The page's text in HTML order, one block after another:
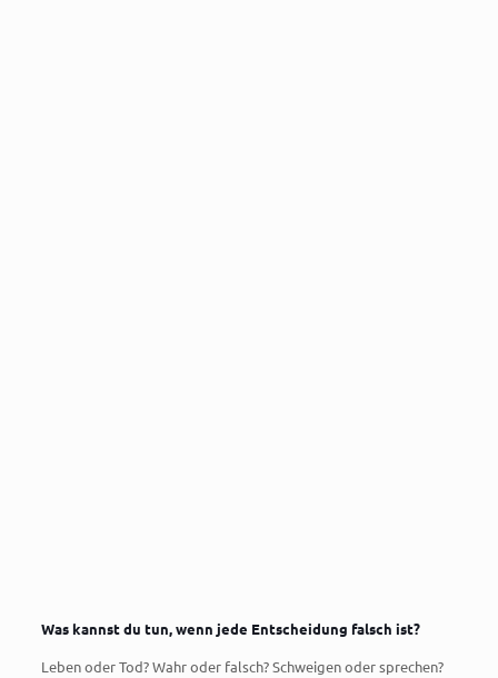
Was kannst du tun, wenn jede Entscheidung falsch ist?
Leben oder Tod? Wahr oder falsch? Schweigen oder sprechen?